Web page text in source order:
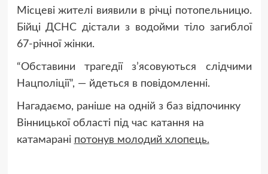
Місцеві жителі виявили в річці потопельницю.
Бійці ДСНС дістали з водойми тіло загиблої
67-річної жінки.
“Обставини трагедії з’ясовуються слідчими
Нацполіції”, — йдеться в повідомленні.
Нагадаємо, раніше на одній з баз відпочинку
Вінницької області під час катання на
катамарані потонув молодий хлопець.